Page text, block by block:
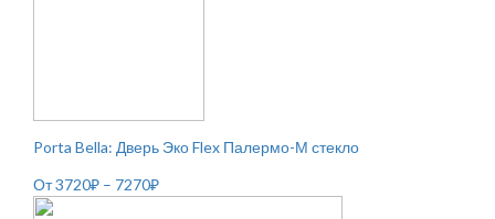
Porta Bella: Дверь Эко Flex Палермо-М стекло
От3720₽ – 7270₽